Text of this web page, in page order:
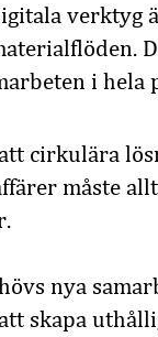
verktyg
i hela
cirkulära
måste
nya
skapa